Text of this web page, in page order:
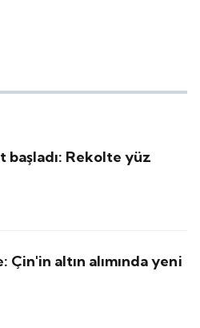
başladı: Rekolte yüz
altın alımında yeni